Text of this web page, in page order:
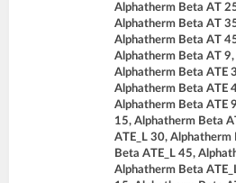
Alphatherm Beta AT
Alphatherm Beta AT
Alphatherm Beta AT
Alphatherm Beta AT
Alphatherm Beta ATE
Alphatherm Beta ATE
Alphatherm Beta ATE
15, Alphatherm Beta
ATE_L 30,
Beta ATE_L 45,
Alphatherm Beta